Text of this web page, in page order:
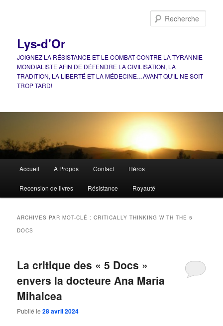
Lys-d'Or
JOIGNEZ LA RÉSISTANCE ET LE COMBAT CONTRE LA TYRANNIE
MONDIALISTE AFIN DE DÉFENDRE LA CIVILISATION, LA
TRADITION, LA LIBERTÉ ET LA MÉDECINE…AVANT QU'IL NE SOIT
TROP TARD!
principal
Accueil À Propos Contact Héros
Recension de livres Résistance Royauté
ARCHIVES PAR MOT-CLÉ :CRITICALLY THINKING WITH THE 5
DOCS
La critique des « 5 Docs »
envers la docteure Ana Maria
Mihalcea
Publié le28 avril 2024